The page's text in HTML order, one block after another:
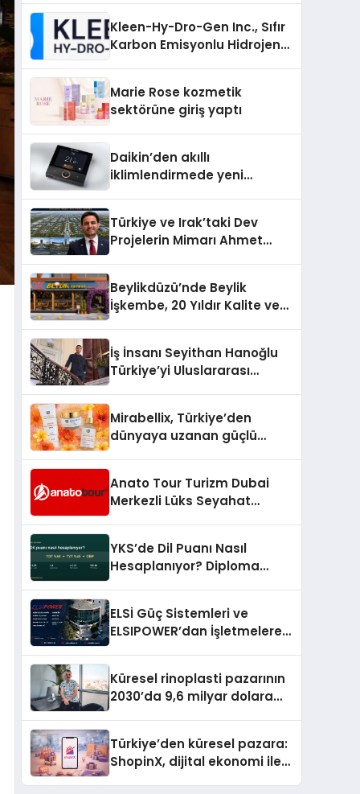
Kleen-Hy-Dro-Gen Inc., Sıfır
Karbon Emisyonlu Hidrojen
Aldı
Marie Rose kozmetik
sektörüne giriş yaptı
Daikin’den akıllı
iklimlendirmede yeni
Türkiye ve Irak’taki Dev
Projelerin Mimarı Ahmet
Holding Industrial City”
Projesini Hayata Geçirecek
Beylikdüzü’nde Beylik
İşkembe, 20 Yıldır Kalite ve
İş İnsanı Seyithan Hanoğlu
Türkiye’yi Uluslararası
Mirabellix, Türkiye’den
dünyaya uzanan güçlü
Anato Tour Turizm Dubai
Merkezli Lüks Seyahat
YKS’de Dil Puanı Nasıl
Hesaplanıyor? Diploma
ELSİ Güç Sistemleri ve
ELSIPOWER’dan İşletmelere
Küresel rinoplasti pazarının
2030’da 9,6 milyar dolara
Türkiye’den küresel pazara:
ShopinX, dijital ekonomi ile